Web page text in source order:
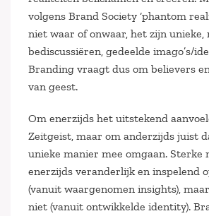
volgens Brand Society ‘phantom
niet waar of onwaar, het zijn unieke,
bediscussiëren, gedeelde imago’s/
Branding vraagt dus om believers
van geest.
Om enerzijds het uitstekend
Zeitgeist, maar om anderzijds juist
unieke manier mee omgaan. Sterke
enerzijds veranderlijk en inspelend
(vanuit waargenomen insights),
niet (vanuit ontwikkelde identity).